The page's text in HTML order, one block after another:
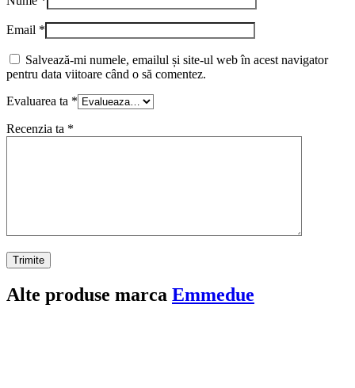
Email *
Salvează-mi numele, emailul și site-ul web în acest navigator
pentru data viitoare când o să comentez.
Evaluarea ta *
Recenzia ta *
Alte produse marca Emmedue